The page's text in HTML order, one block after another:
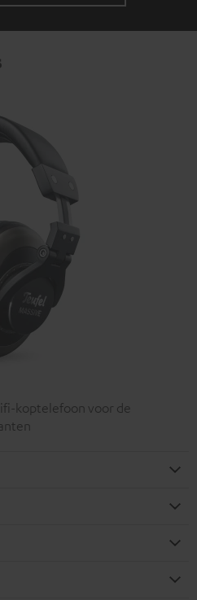
koptelefoon voor de